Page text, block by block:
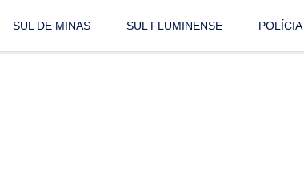
SUL DE MINAS SUL FLUMINENSE POLÍCIA